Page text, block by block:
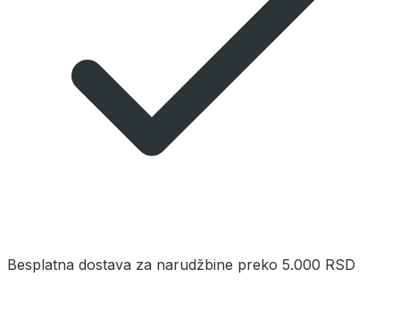
Besplatna dostava za narudžbine preko 5.000 RSD